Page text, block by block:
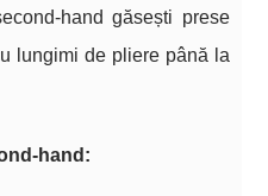
găsești prese
lungimi de pliere până la